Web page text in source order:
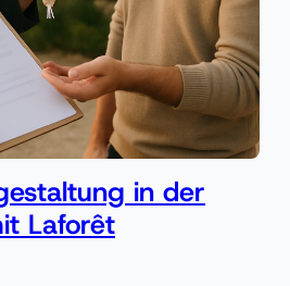
in der
Laforêt